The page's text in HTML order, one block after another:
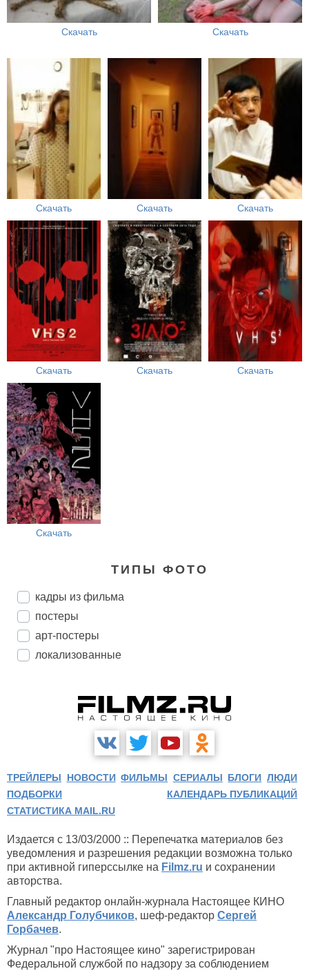
Скачать Скачать
Скачать Скачать Скачать
Скачать Скачать Скачать
Скачать
ТИПЫ ФОТО
кадры из фильма
постеры
арт-постеры
локализованные
ТРЕЙЛЕРЫ НОВОСТИ ФИЛЬМЫ СЕРИАЛЫ БЛОГИ ЛЮДИ
ПОДБОРКИ
КАЛЕНДАРЬ ПУБЛИКАЦИЙ
СТАТИСТИКА MAIL.RU
Издается с 13/03/2000 :: Перепечатка материалов без
уведомления и разрешения редакции возможна только
при активной гиперссылке на Filmz.ru и сохранении
авторства.
Главный редактор онлайн-журнала Настоящее КИНО
Александр Голубчиков, шеф-редактор Сергей
Горбачев.
Журнал "про Настоящее кино" зарегистрирован
Федеральной службой по надзору за соблюдением